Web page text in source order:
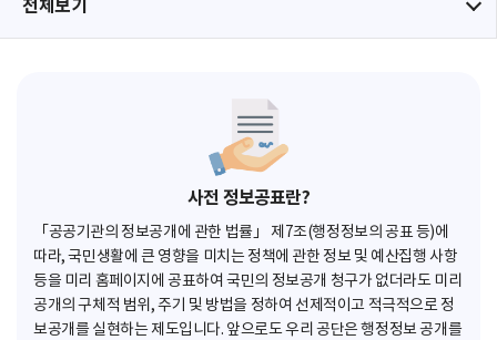
전체보기
사전 정보공표란?
「공공기관의 정보공개에 관한 법률」 제7조(행정정보의 공표 등)에
따라, 국민생활에 큰 영향을 미치는 정책에 관한 정보 및 예산집행 사항
등을 미리 홈페이지에 공표하여 국민의 정보공개 청구가 없더라도 미리
공개의 구체적 범위, 주기 및 방법을 정하여 선제적이고 적극적으로 정
보공개를 실현하는 제도입니다. 앞으로도 우리 공단은 행정정보 공개를